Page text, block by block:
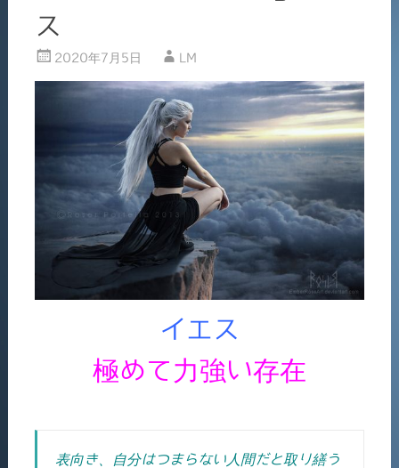
ス
2020年7月5日 LM
イエス
極めて力強い存在
表向き、自分はつまらない人間だと取り繕う